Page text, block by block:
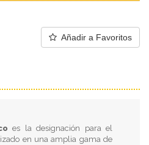
Añadir a Favoritos
es la designación para el
en una amplia gama de